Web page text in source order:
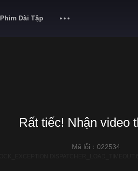
Phim Dài Tập
Rất tiếc! Nhận video
Mã lỗi：022534